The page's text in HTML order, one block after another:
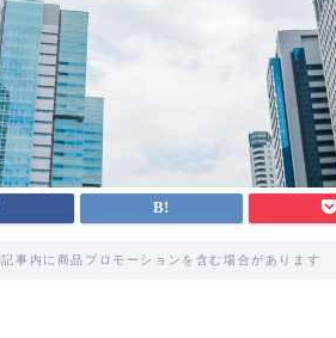
記事内に商品プロモーションを含む場合があります